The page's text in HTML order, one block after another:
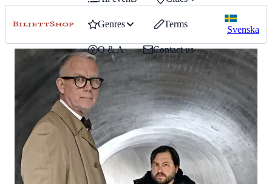
Genres Terms
Q & A Contact us
Svenska